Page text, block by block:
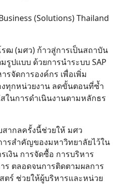
(Solutions) Thailand
ฒ (มศว) ก้าวสู่การเป็นสถาบัน
รูปแบบ ด้วยการนำระบบ SAP
รจัดการองค์กร เพื่อเพิ่ม
ทุกหน่วยงาน ลดขั้นตอนที่ซ้ำ
ในการดำเนินงานตามหลักธร
สากลครั้งนี้ช่วยให้ มศว
ารสำคัญของมหาวิทยาลัยไว้ใน
เงิน การจัดซื้อ การบริหาร
ร ตลอดจนการติดตามผลการ
ตร์ ช่วยให้ผู้บริหารและหน่วย